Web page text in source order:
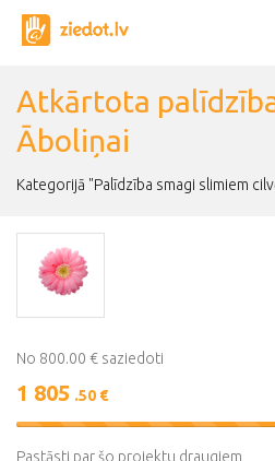
Atkārtota
Āboliņai
Kategorijā "Palīdzība smagi slimiem
No 800.00 € saziedoti
1 805 .50 €
Pastāsti par šo projektu draugiem